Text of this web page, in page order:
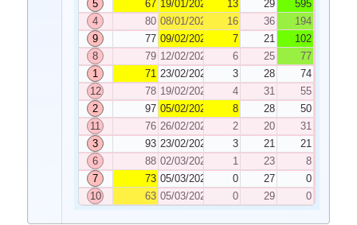
5
67 19/01/2021 13 29
595
4
80 08/01/2021 16 36
194
9
77 09/02/2021 7 21
102
8
79 12/02/2021 6 25
77
1
71 23/02/2021 3 28
74
12
78 19/02/2021 4 31
55
2
97 05/02/2021 8 28
50
11
76 26/02/2021 2 20
31
3
93 23/02/2021 3 21
21
6
88 02/03/2021 1 23
8
7
73 05/03/2021 0 27
0
10
63 05/03/2021 0 29 0